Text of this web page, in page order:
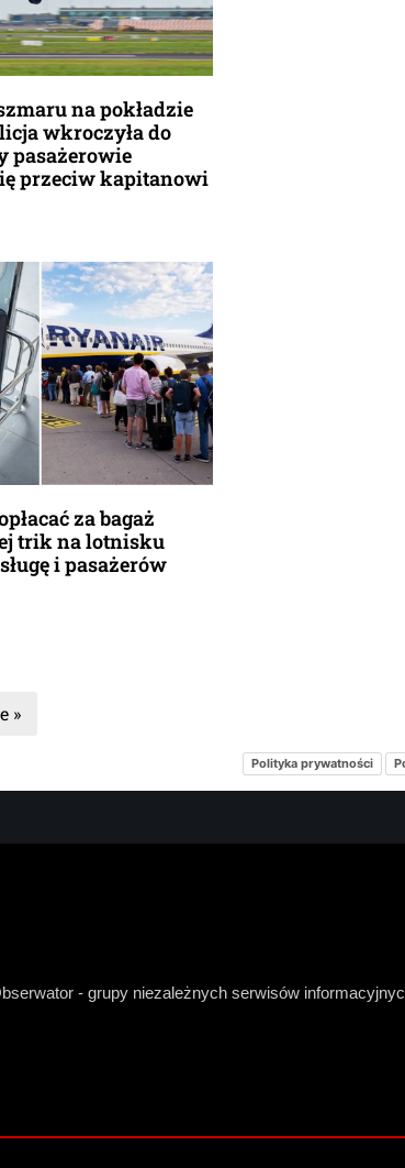
na pokładzie
wkroczyła do
pasażerowie
przeciw kapitanowi
za bagaż
trik na lotnisku
i pasażerów
»
Polityka prywatności
- grupy niezależnych serwisów